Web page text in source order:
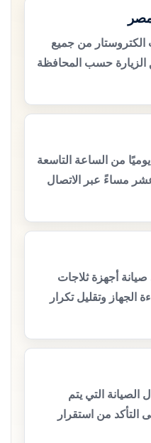
الكتروستار من جميع
حسب المحافظة
من الساعة التاسعة
مساءً عبر الاتصال
أجهزة ثلاجات
الجهاز وتقليل تكرار
التي يتم
التأكد من استقرار